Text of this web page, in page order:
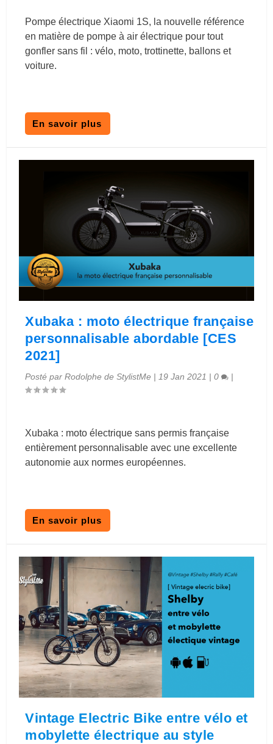
Pompe électrique Xiaomi 1S, la nouvelle référence
en matière de pompe à air électrique pour tout
gonfler sans fil : vélo, moto, trottinette, ballons et
voiture.
En savoir plus
Xubaka : moto électrique française
personnalisable abordable [CES
2021]
Posté parRodolphe de StylistMe | 19 Jan 2021 |0 |
Xubaka : moto électrique sans permis française
entièrement personnalisable avec une excellente
autonomie aux normes européennes.
En savoir plus
Vintage Electric Bike entre vélo et
mobylette électrique au style